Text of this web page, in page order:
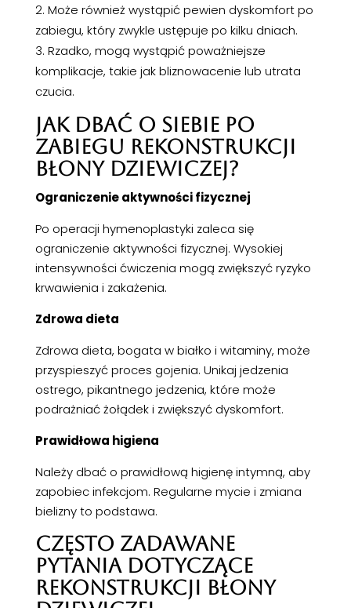
Może również wystąpić pewien dyskomfort po
zabiegu, który zwykle ustępuje po kilku dniach.
Rzadko, mogą wystąpić poważniejsze
komplikacje, takie jak bliznowacenie lub utrata
czucia.
JAK DBAĆ O SIEBIE PO
ZABIEGU REKONSTRUKCJI
BŁONY DZIEWICZEJ?
Ograniczenie aktywności fizycznej
Po operacji hymenoplastyki zaleca się
ograniczenie aktywności fizycznej. Wysokiej
intensywności ćwiczenia mogą zwiększyć ryzyko
krwawienia i zakażenia.
Zdrowa dieta
Zdrowa dieta, bogata w białko i witaminy, może
przyspieszyć proces gojenia. Unikaj jedzenia
ostrego, pikantnego jedzenia, które może
podrażniać żołądek i zwiększyć dyskomfort.
Prawidłowa higiena
Należy dbać o prawidłową higienę intymną, aby
zapobiec infekcjom. Regularne mycie i zmiana
bielizny to podstawa.
CZĘSTO ZADAWANE
PYTANIA DOTYCZĄCE
REKONSTRUKCJI BŁONY